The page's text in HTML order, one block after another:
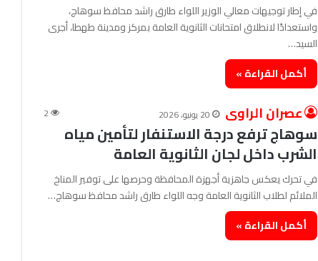
في إطار توجيهات معالي الوزير اللواء طارق راشد محافظ سوهاج،
واستعدادًا لانطلاق امتحانات الثانوية العامة بمركز ومدينة طهطا، أجرى
السيد…
أكمل القراءة »
عصران الراوى 20 يونيو، 2026 2
سوهاج ترفع درجة الاستنفار لتأمين مياه
الشرب داخل لجان الثانوية العامة
في تحرك يعكس جاهزية أجهزة المحافظة وحرصها على توفير المناخ
الملائم لطلاب الثانوية العامة وجه اللواء طارق راشد محافظ سوهاج…
أكمل القراءة »